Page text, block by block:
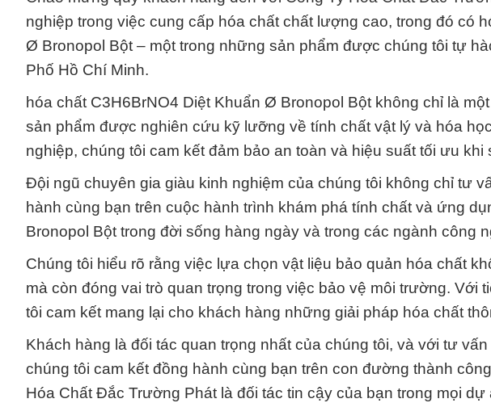
nghiệp trong việc cung cấp hóa chất chất lượng cao, trong đó có
Ø Bronopol Bột – một trong những sản phẩm được chúng tôi tự
Phố Hồ Chí Minh.
hóa chất C3H6BrNO4 Diệt Khuẩn Ø Bronopol Bột không chỉ là
sản phẩm được nghiên cứu kỹ lưỡng về tính chất vật lý và hóa
nghiệp, chúng tôi cam kết đảm bảo an toàn và hiệu suất tối ưu khi
Đội ngũ chuyên gia giàu kinh nghiệm của chúng tôi không chỉ tư
hành cùng bạn trên cuộc hành trình khám phá tính chất và ứng
Bronopol Bột trong đời sống hàng ngày và trong các ngành công
Chúng tôi hiểu rõ rằng việc lựa chọn vật liệu bảo quản hóa chất
mà còn đóng vai trò quan trọng trong việc bảo vệ môi trường. Với
tôi cam kết mang lại cho khách hàng những giải pháp hóa chất
Khách hàng là đối tác quan trọng nhất của chúng tôi, và với tư
chúng tôi cam kết đồng hành cùng bạn trên con đường thành
Hóa Chất Đắc Trường Phát là đối tác tin cậy của bạn trong mọi